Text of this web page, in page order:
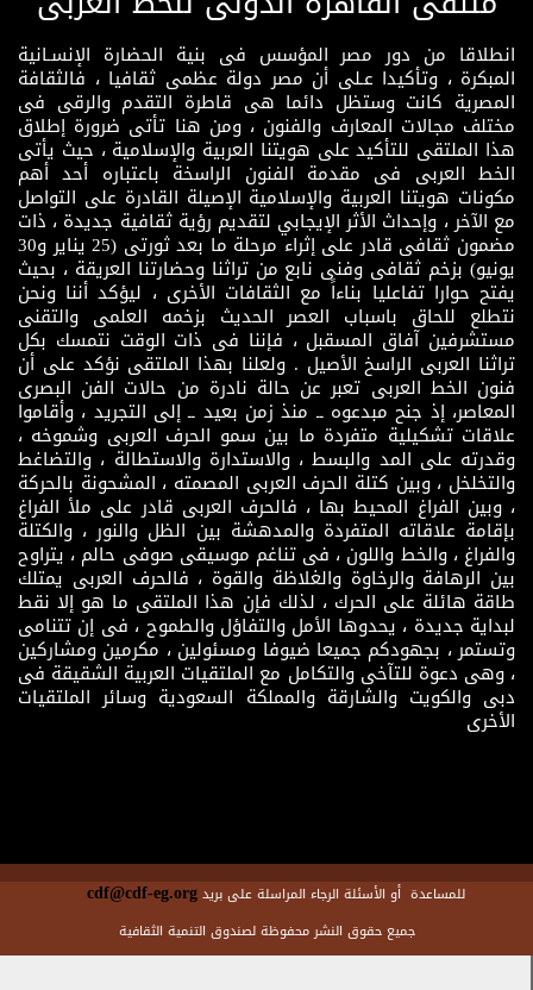
انطلاقا من دور مصر المؤسس فى بنية الحضارة الإنسـانية
المبكرة ، وتأكيدا عـلى أن مصر دولة عظمى ثقافيا ، فالثقافة
المصرية كانت وستظل دائما هى قاطرة التقدم والرقى فى
مختلف مجالات المعارف والفنون ، ومن هنا تأتى ضرورة إطلاق
هذا الملتقى للتأكيد على هويتنا العربية والإسلامية ، حيث يأتى
الخط العربى فى مقدمة الفنون الراسخة باعتباره أحد أهم
مكونات هويتنا العربية والإسلامية الإصيلة القادرة على التواصل
مع الآخر ، وإحداث الأثر الإيجابي لتقديم رؤية ثقافية جديدة ، ذات
مضمون ثقافى قادر على إثراء مرحلة ما بعد ثورتى (25 يناير و30
يونيو) بزخم ثقافى وفنى نابع من تراثنا وحضارتنا العريقة ، بحيث
يفتح حوارا تفاعليا بناءاً مع الثقافات الأخرى ، ليؤكد أننا ونحن
نتطلع للحاق باسباب العصر الحديث بزخمه العلمى والتقنى
مستشرفين آفاق المسقبل ، فإننا فى ذات الوقت نتمسك بكل
تراثنا العربى الراسخ الأصيل . ولعلنا بهذا الملتقى نؤكد على أن
فنون الخط العربى تعبر عن حالة نادرة من حالات الفن البصرى
المعاصر، إذ جنح مبدعوه ــ منذ زمن بعيد ــ إلى التجريد ، وأقاموا
علاقات تشكيلية متفردة ما بين سمو الحرف العربى وشموخه ،
وقدرته على المد والبسط ، والاستدارة والاستطالة ، والتضاغط
والتخلخل ، وبين كتلة الحرف العربى المصمته ، المشحونة بالحركة
، وبين الفراغ المحيط بها ، فالحرف العربى قادر على ملأ الفراغ
بإقامة علاقاته المتفردة والمدهشة بين الظل والنور ، والكتلة
والفراغ ، والخط واللون ، فى تناغم موسيقى صوفى حالم ، يتراوح
بين الرهافة والرخاوة والغلاظة والقوة ، فالحرف العربى يمتلك
طاقة هائلة على الحرك ، لذلك فإن هذا الملتقى ما هو إلا نقط
لبداية جديدة ، يحدوها الأمل والتفاؤل والطموح ، فى إن تتنامى
وتستمر ، بجهودكم جميعا ضيوفا ومسئولين ، مكرمين ومشاركين
، وهى دعوة للتآخى والتكامل مع الملتقيات العربية الشقيقة فى
دبى والكويت والشارقة والمملكة السعودية وسائر الملتقيات
الأخرى
للمساعدة أو الأسئلة الرجاء المراسلة على بريدcdf@cdf-eg.org
جميع حقوق النشر محفوظة لصندوق التنمية الثقافية